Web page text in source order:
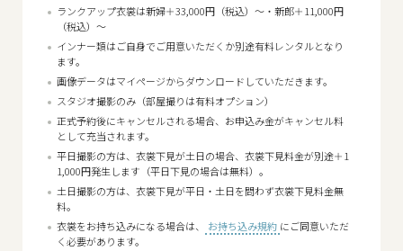
ランクアップ衣裳は新婦＋33,000円（税込）～・新郎＋11,000円
（税込）～
インナー類はご自身でご用意いただくか別途有料レンタルとなり
ます。
画像データはマイページからダウンロードしていただきます。
スタジオ撮影のみ（部屋撮りは有料オプション）
正式予約後にキャンセルされる場合、お申込み金がキャンセル料
として充当されます。
平日撮影の方は、衣裳下見が土日の場合、衣裳下見料金が別途＋1
1,000円発生します（平日下見の場合は無料）。
土日撮影の方は、衣裳下見が平日・土日を問わず衣裳下見料金無
料。
衣裳をお持ち込みになる場合は、
お持ち込み規約 にご同意いただ
く必要があります。